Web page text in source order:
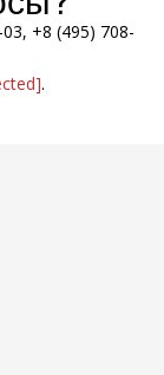
+8 (495) 708-
.